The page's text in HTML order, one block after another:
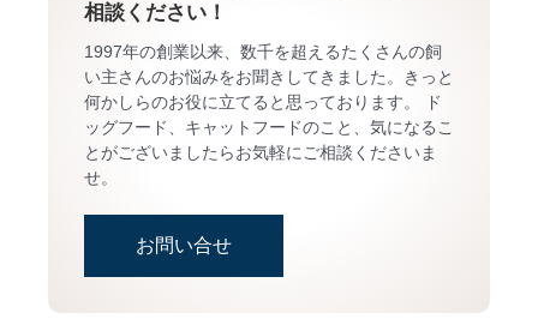
相談ください！
1997年の創業以来、数千を超えるたくさんの飼
い主さんのお悩みをお聞きしてきました。きっと
何かしらのお役に立てると思っております。 ド
ッグフード、キャットフードのこと、気になるこ
とがございましたらお気軽にご相談くださいま
せ。
お問い合せ